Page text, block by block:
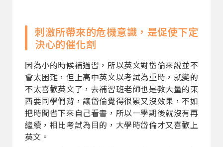
刺激所帶來的危機意識，是促使下定
決心的催化劑
因為小的時候補過習，所以英文對岱倫來說並不
會太困難，但上高中英文以考試為重時，就變的
不太喜歡英文了，去補習班老師也是教大量的東
西要同學們背，讓岱倫覺得很累又沒效果，不如
把時間省下來自己看書，所以一學期後就沒有再
繼續，相比考試為目的，大學時岱倫才又喜歡上
英文。